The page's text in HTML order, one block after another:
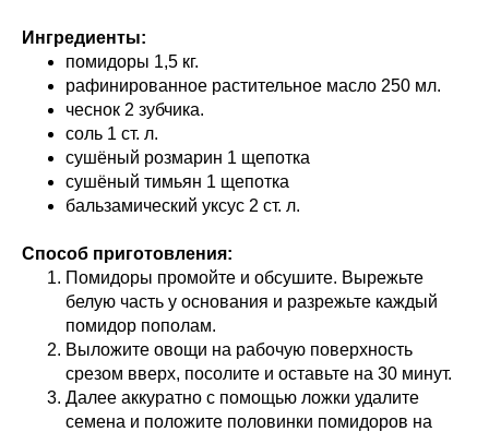
Ингредиенты:
помидоры 1,5 кг.
рафинированное растительное масло 250 мл.
чеснок 2 зубчика.
соль 1 ст. л.
сушёный розмарин 1 щепотка
сушёный тимьян 1 щепотка
бальзамический уксус 2 ст. л.
Способ приготовления:
Помидоры промойте и обсушите. Вырежьте
белую часть у основания и разрежьте каждый
помидор пополам.
Выложите овощи на рабочую поверхность
срезом вверх, посолите и оставьте на 30 минут.
Далее аккуратно с помощью ложки удалите
семена и положите половинки помидоров на